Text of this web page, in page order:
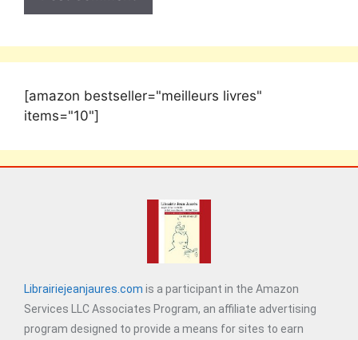
[amazon bestseller="meilleurs livres"
items="10"]
Librairiejeanjaures.com is a participant in the Amazon
Services LLC Associates Program, an affiliate advertising
program designed to provide a means for sites to earn